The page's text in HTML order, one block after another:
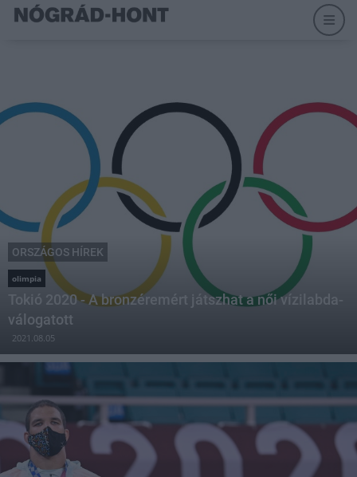
ORSZÁGOS HÍREK
olimpia
Tokió 2020 - A bronzéremért játszhat a női vízilabda-
válogatott
2021.08.05